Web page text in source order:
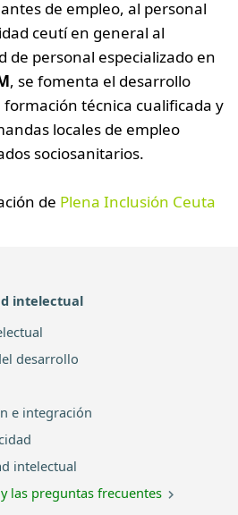
de empleo, al personal
ceutí en general al
de personal especializado en
, se fomenta el desarrollo
técnica cualificada y
locales de empleo
sociosanitarios.
de Plena Inclusión Ceuta
intelectual
desarrollo
e integración
intelectual
las preguntas frecuentes